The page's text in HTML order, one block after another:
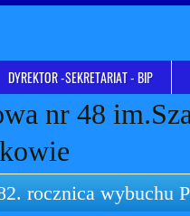
nr 48
DYREKTOR -SEKRETARIAT - BIP
rocznica wybuchu